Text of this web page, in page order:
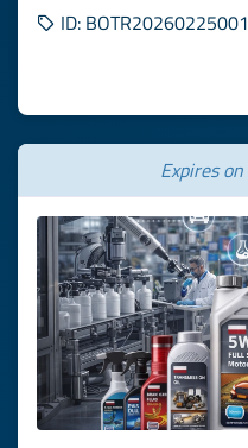
ID: BOTR20260225001
Expires on